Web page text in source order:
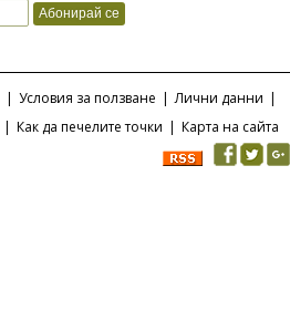
| Условия за ползване | Лични данни |
| Как да печелите точки | Карта на сайта